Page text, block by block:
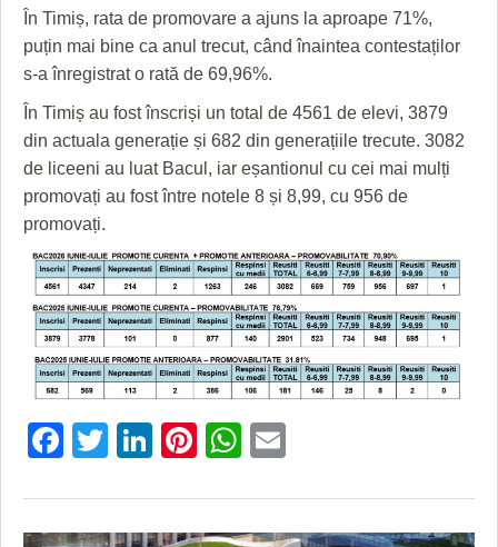
PRIMĂRIILE DIN TIMIŞ
SFATUL MEDICULUI
SFATURI JURIDICE
În Timiș, rata de promovare a ajuns la aproape 71%,
puțin mai bine ca anul trecut, când înaintea contestaților
s-a înregistrat o rată de 69,96%.
În Timiș au fost înscriși un total de 4561 de elevi, 3879
din actuala generație și 682 din generațiile trecute. 3082
de liceeni au luat Bacul, iar eșantionul cu cei mai mulți
promovați au fost între notele 8 și 8,99, cu 956 de
promovați.
Facebook
Twitter
LinkedIn
Pinterest
WhatsApp